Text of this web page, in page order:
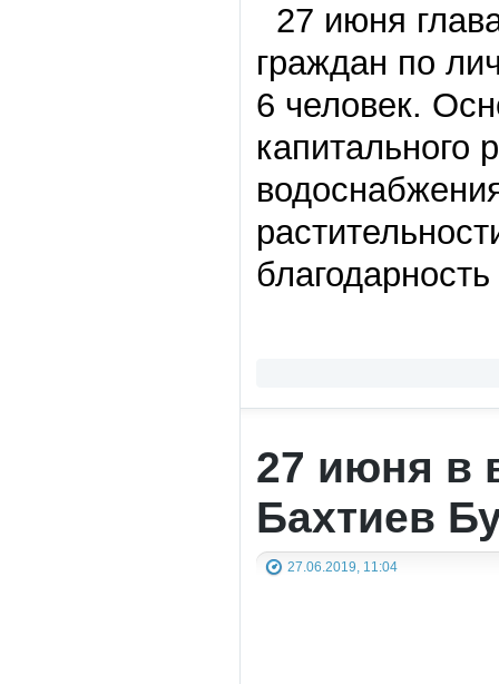
27 июня
граждан по
6 человек.
капитального
27 июня в
Бахтиев
27.06.2019, 11:04